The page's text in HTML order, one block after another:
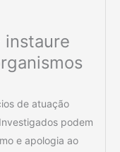
instaure
de atuação
podem
e apologia ao